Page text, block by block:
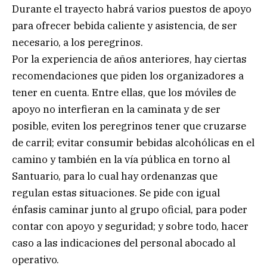
Durante el trayecto habrá varios puestos de apoyo
para ofrecer bebida caliente y asistencia, de ser
necesario, a los peregrinos.
Por la experiencia de años anteriores, hay ciertas
recomendaciones que piden los organizadores a
tener en cuenta. Entre ellas, que los móviles de
apoyo no interfieran en la caminata y de ser
posible, eviten los peregrinos tener que cruzarse
de carril; evitar consumir bebidas alcohólicas en el
camino y también en la vía pública en torno al
Santuario, para lo cual hay ordenanzas que
regulan estas situaciones. Se pide con igual
énfasis caminar junto al grupo oficial, para poder
contar con apoyo y seguridad; y sobre todo, hacer
caso a las indicaciones del personal abocado al
operativo.